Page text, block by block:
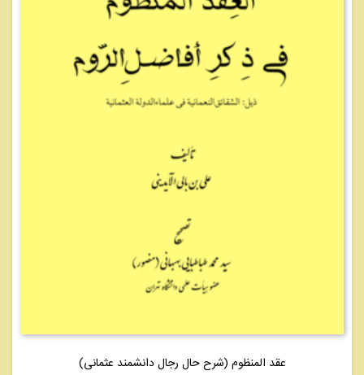
عقد المنظوم (شرح حال رجال دانشمند عثمانی)